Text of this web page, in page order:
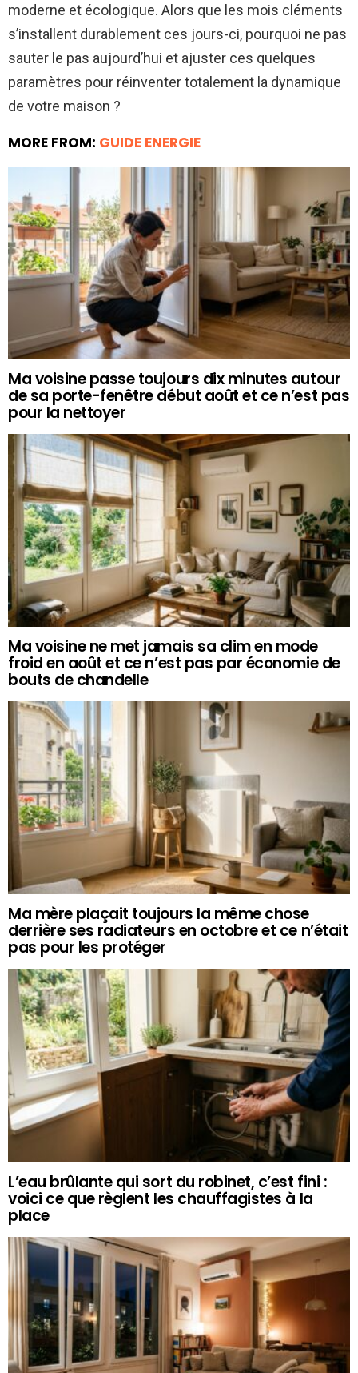
moderne et écologique. Alors que les mois cléments
s’installent durablement ces jours-ci, pourquoi ne pas
sauter le pas aujourd’hui et ajuster ces quelques
paramètres pour réinventer totalement la dynamique
de votre maison ?
MORE FROM: GUIDE ENERGIE
Ma voisine passe toujours dix minutes autour
de sa porte-fenêtre début août et ce n’est pas
pour la nettoyer
Ma voisine ne met jamais sa clim en mode
froid en août et ce n’est pas par économie de
bouts de chandelle
Ma mère plaçait toujours la même chose
derrière ses radiateurs en octobre et ce n’était
pas pour les protéger
L’eau brûlante qui sort du robinet, c’est fini :
voici ce que règlent les chauffagistes à la
place